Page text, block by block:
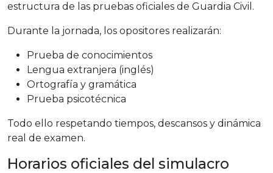
estructura de las pruebas oficiales de Guardia Civil.
Durante la jornada, los opositores realizarán:
Prueba de conocimientos
Lengua extranjera (inglés)
Ortografía y gramática
Prueba psicotécnica
Todo ello respetando tiempos, descansos y dinámica
real de examen.
Horarios oficiales del simulacro